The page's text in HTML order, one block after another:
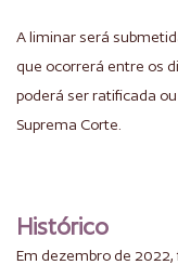
A liminar será
que ocorrerá entre os
poderá ser ratificada
Suprema Corte.
Histórico
Em dezembro de 2022,